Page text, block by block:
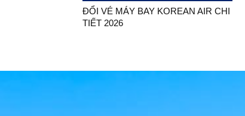
ĐỔI VÉ MÁY BAY KOREAN AIR CHI
TIẾT 2026